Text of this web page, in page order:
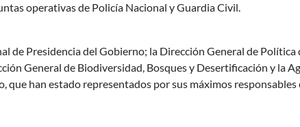
operativas de Policía Nacional y Guardia Civil.
de Presidencia del Gobierno; la Dirección General de
General de Biodiversidad, Bosques y Desertificación y la
han estado representados por sus máximos